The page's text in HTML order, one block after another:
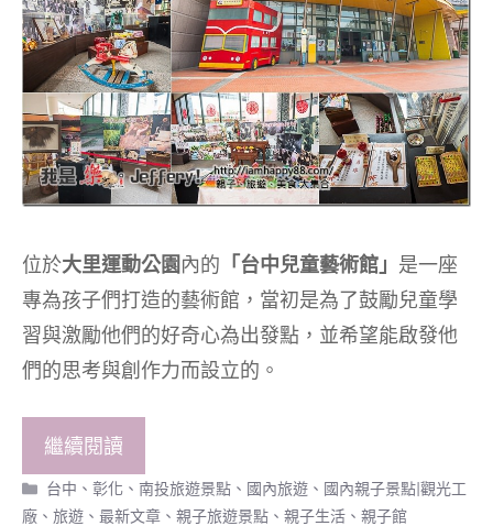
位於大里運動公園內的 「台中兒童藝術館」 是一座
專為孩子們打造的藝術館，當初是為了鼓勵兒童學
習與激勵他們的好奇心為出發點，並希望能啟發他
們的思考與創作力而設立的。
繼續閱讀
分
類
台中、彰化、南投旅遊景點 、 國內旅遊 、 國內親子景點|觀光工
廠 、 旅遊 、 最新文章 、 親子旅遊景點 、 親子生活 、 親子館